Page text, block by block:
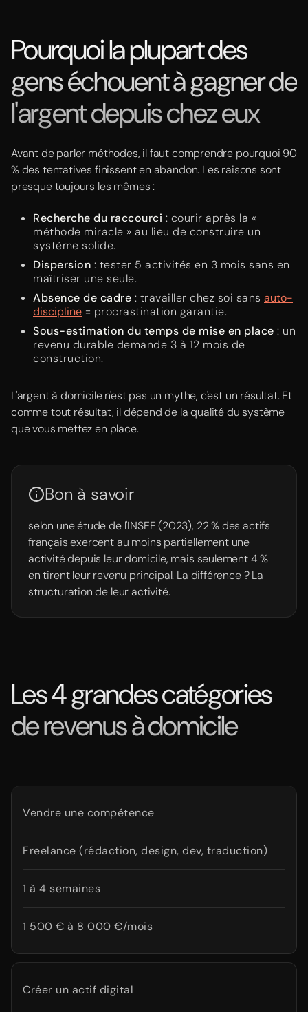
Pourquoi la plupart des
gens échouent à gagner de
l'argent depuis chez eux
Avant de parler méthodes, il faut comprendre pourquoi 90
% des tentatives finissent en abandon. Les raisons sont
presque toujours les mêmes :
Recherche du raccourci : courir après la «
méthode miracle » au lieu de construire un
système solide.
Dispersion : tester 5 activités en 3 mois sans en
maîtriser une seule.
Absence de cadre : travailler chez soi sans auto-
discipline = procrastination garantie.
Sous-estimation du temps de mise en place : un
revenu durable demande 3 à 12 mois de
construction.
L'argent à domicile n'est pas un mythe, c'est un résultat. Et
comme tout résultat, il dépend de la qualité du système
que vous mettez en place.
Bon à savoir
selon une étude de l'INSEE (2023), 22 % des actifs
français exercent au moins partiellement une
activité depuis leur domicile, mais seulement 4 %
en tirent leur revenu principal. La différence ? La
structuration de leur activité.
Les 4 grandes catégories
de revenus à domicile
Vendre une compétence
Freelance (rédaction, design, dev, traduction)
1 à 4 semaines
1 500 € à 8 000 €/mois
Créer un actif digital